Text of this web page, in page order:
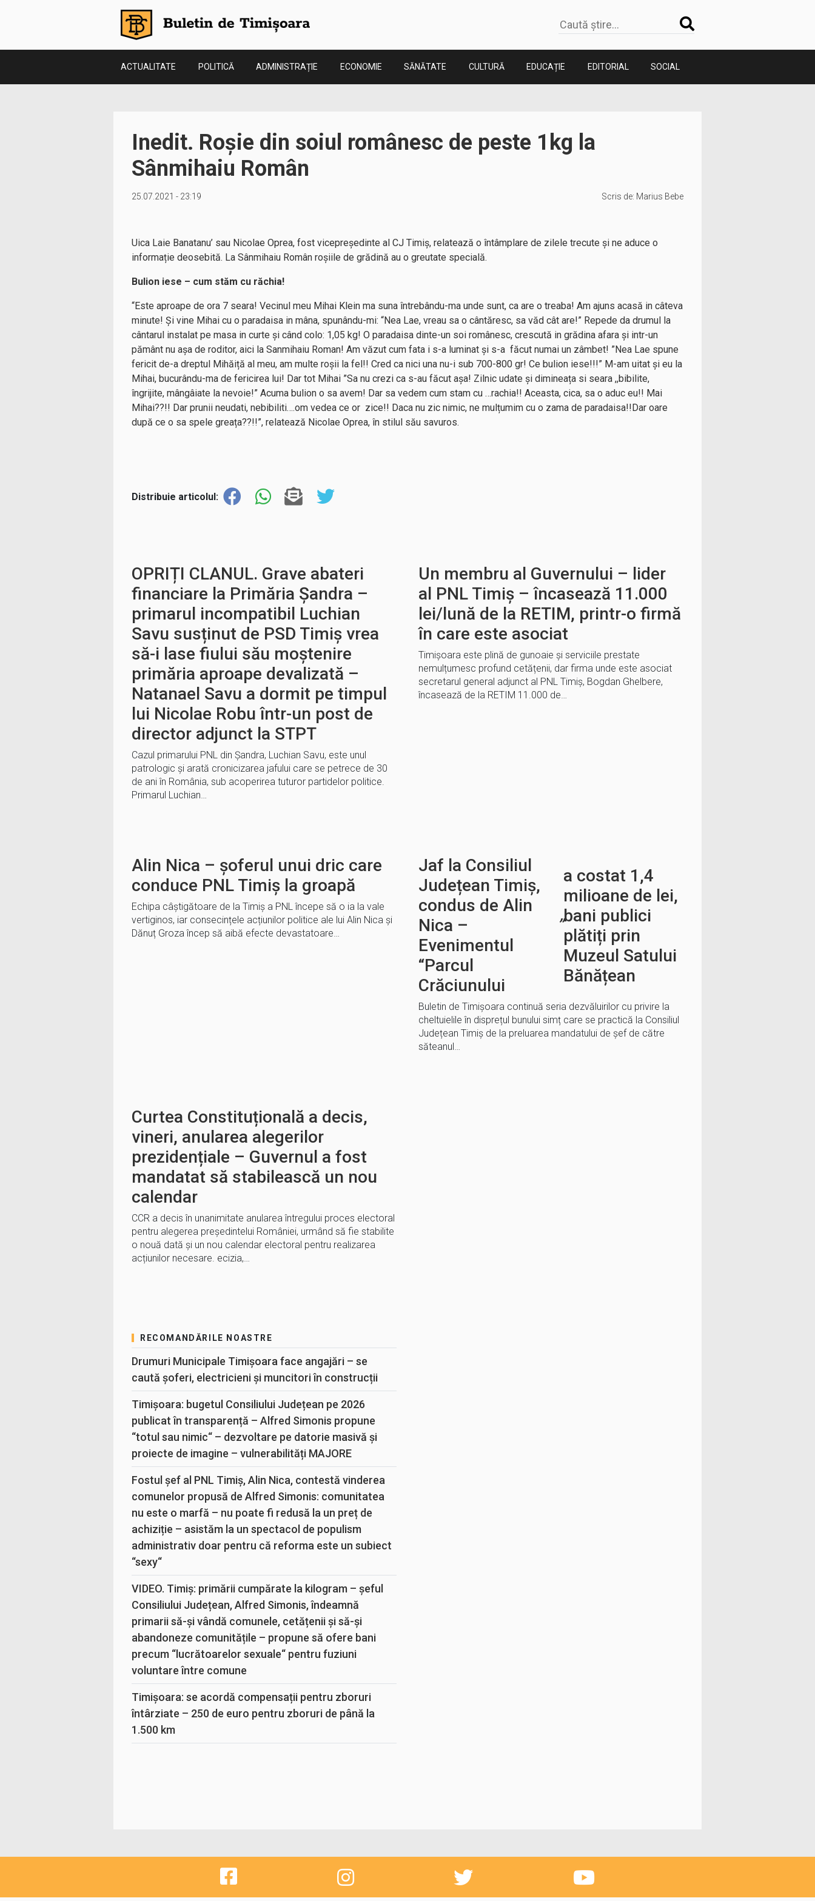
ACTUALITATE POLITICĂ ADMINISTRAȚIE ECONOMIE SĂNĂTATE CULTURĂ EDUCAȚIE EDITORIAL SOCIAL
Inedit. Roșie din soiul românesc de peste 1kg la
Sânmihaiu Român
25.07.2021 - 23:19 Scris de: Marius Bebe
Uica Laie Banatanu’ sau Nicolae Oprea, fost vicepreședinte al CJ Timiș, relatează o întâmplare de zilele trecute și ne aduce o
informație deosebită. La Sânmihaiu Român roșiile de grădină au o greutate specială.
Bulion iese – cum stăm cu răchia!
“Este aproape de ora 7 seara! Vecinul meu Mihai Klein ma suna întrebându-ma unde sunt, ca are o treaba! Am ajuns acasă in câteva
minute! Și vine Mihai cu o paradaisa in mâna, spunându-mi: “Nea Lae, vreau sa o cântăresc, sa văd cât are!” Repede da drumul la
cântarul instalat pe masa in curte și când colo: 1,05 kg! O paradaisa dinte-un soi românesc, crescută in grădina afara și intr-un
pământ nu așa de roditor, aici la Sanmihaiu Roman! Am văzut cum fata i s-a luminat și s-a făcut numai un zâmbet! ”Nea Lae spune
fericit de-a dreptul Mihăiță al meu, am multe roșii la fel!! Cred ca nici una nu-i sub 700-800 gr! Ce bulion iese!!!” M-am uitat și eu la
Mihai, bucurându-ma de fericirea lui! Dar tot Mihai ”Sa nu crezi ca s-au făcut așa! Zilnic udate și dimineața si seara ,,bibilite,
îngrijite, mângâiate la nevoie!” Acuma bulion o sa avem! Dar sa vedem cum stam cu …rachia!! Aceasta, cica, sa o aduc eu!! Mai
Mihai??!! Dar prunii neudati, nebibiliti….om vedea ce or zice!! Daca nu zic nimic, ne mulțumim cu o zama de paradaisa!!Dar oare
după ce o sa spele greața??!!”, relatează Nicolae Oprea, în stilul său savuros.
Distribuie articolul:
OPRIȚI CLANUL. Grave abateri
financiare la Primăria Șandra –
primarul incompatibil Luchian
Savu susținut de PSD Timiș vrea
să-i lase fiului său moștenire
primăria aproape devalizată –
Natanael Savu a dormit pe timpul
lui Nicolae Robu într-un post de
director adjunct la STPT
Cazul primarului PNL din Șandra, Luchian Savu, este unul
patrologic și arată cronicizarea jafului care se petrece de 30
de ani în România, sub acoperirea tuturor partidelor politice.
Primarul Luchian…
Un membru al Guvernului – lider
al PNL Timiș – încasează 11.000
lei/lună de la RETIM, printr-o firmă
în care este asociat
Timișoara este plină de gunoaie și serviciile prestate
nemulțumesc profund cetățenii, dar firma unde este asociat
secretarul general adjunct al PNL Timiș, Bogdan Ghelbere,
încasează de la RETIM 11.000 de…
Alin Nica – șoferul unui dric care
conduce PNL Timiș la groapă
Echipa câștigătoare de la Timiș a PNL începe să o ia la vale
vertiginos, iar consecințele acțiunilor politice ale lui Alin Nica și
Dănuț Groza încep să aibă efecte devastatoare…
Jaf la Consiliul
Județean Timiș,
condus de Alin
Nica –
Evenimentul
“Parcul
Crăciunului
”
a costat 1,4
milioane de lei,
bani publici
plătiți prin
Muzeul Satului
Bănățean
Buletin de Timișoara continuă seria dezvăluirilor cu privire la
cheltuielile în disprețul bunului simț care se practică la Consiliul
Județean Timiș de la preluarea mandatului de șef de către
săteanul…
Curtea Constituțională a decis,
vineri, anularea alegerilor
prezidențiale – Guvernul a fost
mandatat să stabilească un nou
calendar
CCR a decis în unanimitate anularea întregului proces electoral
pentru alegerea președintelui României, urmând să fie stabilite
o nouă dată şi un nou calendar electoral pentru realizarea
acțiunilor necesare. ecizia,…
RECOMANDĂRILE NOASTRE
Drumuri Municipale Timișoara face angajări – se
caută șoferi, electricieni și muncitori în construcții
Timișoara: bugetul Consiliului Județean pe 2026
publicat în transparență – Alfred Simonis propune
“totul sau nimic“ – dezvoltare pe datorie masivă și
proiecte de imagine – vulnerabilități MAJORE
Fostul șef al PNL Timiș, Alin Nica, contestă vinderea
comunelor propusă de Alfred Simonis: comunitatea
nu este o marfă – nu poate fi redusă la un preț de
achiziție – asistăm la un spectacol de populism
administrativ doar pentru că reforma este un subiect
“sexy“
VIDEO. Timiș: primării cumpărate la kilogram – șeful
Consiliului Județean, Alfred Simonis, îndeamnă
primarii să-și vândă comunele, cetățenii și să-și
abandoneze comunitățile – propune să ofere bani
precum “lucrătoarelor sexuale“ pentru fuziuni
voluntare între comune
Timișoara: se acordă compensații pentru zboruri
întârziate – 250 de euro pentru zboruri de până la
1.500 km